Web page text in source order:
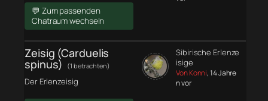
💬 Zum passenden
Chatraum wechseln
Zeisig (Carduelis
spinus) (1 betrachten)
Der Erlenzeisig
Sibirische Erlenze
isige
Von Konni, 14 Jahre
n vor